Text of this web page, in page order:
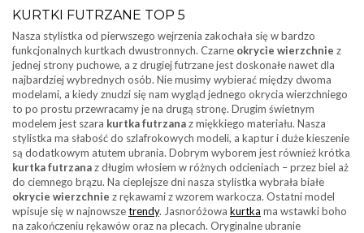
KURTKI FUTRZANE TOP 5
Nasza stylistka od pierwszego wejrzenia zakochała się w bardzo
funkcjonalnych kurtkach dwustronnych. Czarne okrycie wierzchnie z
jednej strony puchowe, a z drugiej futrzane jest doskonałe nawet dla
najbardziej wybrednych osób. Nie musimy wybierać między dwoma
modelami, a kiedy znudzi się nam wygląd jednego okrycia wierzchniego
to po prostu przewracamy je na drugą stronę. Drugim świetnym
modelem jest szara kurtka futrzanaz miękkiego materiału. Nasza
stylistka ma słabość do szlafrokowych modeli, a kaptur i duże kieszenie
są dodatkowym atutem ubrania. Dobrym wyborem jest również krótka
kurtka futrzanaz długim włosiem w różnych odcieniach – przez biel aż
do ciemnego brązu. Na cieplejsze dni nasza stylistka wybrała białe
okrycie wierzchnie z rękawami z wzorem warkocza. Ostatni model
wpisuje się w najnowszetrendy. Jasnoróżowa kurtka ma wstawki boho
na zakończeniu rękawów oraz na plecach. Oryginalne ubranie